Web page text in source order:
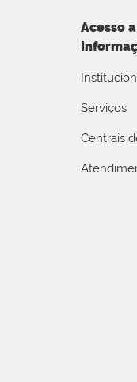
Acesso a
Serviços
Centrais